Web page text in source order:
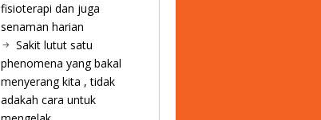
fisioterapi dan juga
senaman harian
Sakit lutut satu
phenomena yang bakal
menyerang kita , tidak
adakah cara untuk